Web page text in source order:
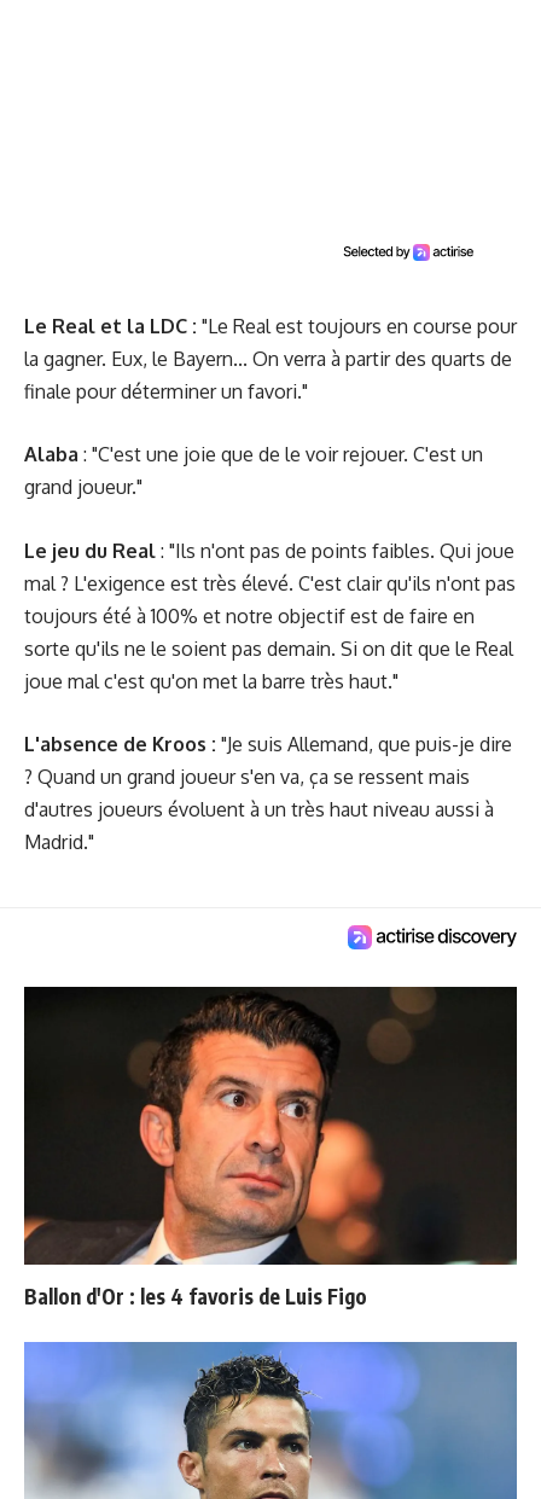
Le Real et la LDC : "Le Real est toujours en course pour
la gagner. Eux, le Bayern... On verra à partir des quarts de
finale pour déterminer un favori."
Alaba : "C'est une joie que de le voir rejouer. C'est un
grand joueur."
Le jeu du Real : "Ils n'ont pas de points faibles. Qui joue
mal ? L'exigence est très élevé. C'est clair qu'ils n'ont pas
toujours été à 100% et notre objectif est de faire en
sorte qu'ils ne le soient pas demain. Si on dit que le Real
joue mal c'est qu'on met la barre très haut."
L'absence de Kroos : "Je suis Allemand, que puis-je dire
? Quand un grand joueur s'en va, ça se ressent mais
d'autres joueurs évoluent à un très haut niveau aussi à
Madrid."
Ballon d'Or : les 4 favoris de Luis Figo